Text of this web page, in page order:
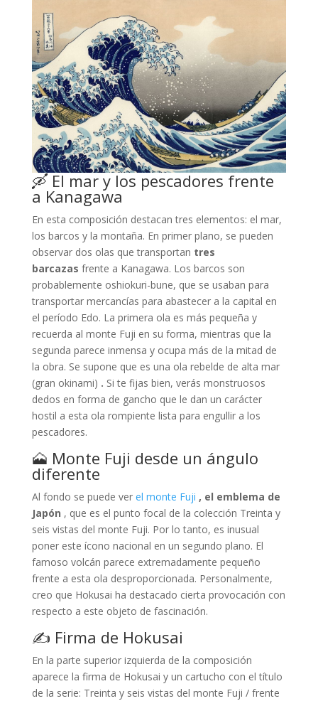
🛶 El mar y los pescadores frente
a Kanagawa
En esta composición destacan tres elementos: el mar,
los barcos y la montaña. En primer plano, se pueden
observar dos olas que transportan tres
barcazas frente a Kanagawa. Los barcos son
probablemente oshiokuri-bune, que se usaban para
transportar mercancías para abastecer a la capital en
el período Edo. La primera ola es más pequeña y
recuerda al monte Fuji en su forma, mientras que la
segunda parece inmensa y ocupa más de la mitad de
la obra. Se supone que es una ola rebelde de alta mar
(gran okinami) . Si te fijas bien, verás monstruosos
dedos en forma de gancho que le dan un carácter
hostil a esta ola rompiente lista para engullir a los
pescadores.
🗻 Monte Fuji desde un ángulo
diferente
Al fondo se puede ver el monte Fuji , el emblema de
Japón , que es el punto focal de la colección Treinta y
seis vistas del monte Fuji. Por lo tanto, es inusual
poner este ícono nacional en un segundo plano. El
famoso volcán parece extremadamente pequeño
frente a esta ola desproporcionada. Personalmente,
creo que Hokusai ha destacado cierta provocación con
respecto a este objeto de fascinación.
✍ Firma de Hokusai
En la parte superior izquierda de la composición
aparece la firma de Hokusai y un cartucho con el título
de la serie: Treinta y seis vistas del monte Fuji / frente